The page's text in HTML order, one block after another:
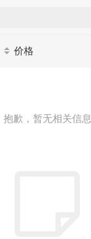
价格
抱歉，暂无相关信息